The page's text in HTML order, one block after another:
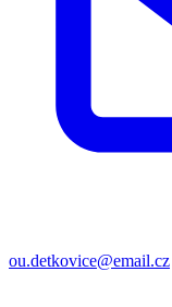
ou.detkovice@email.cz